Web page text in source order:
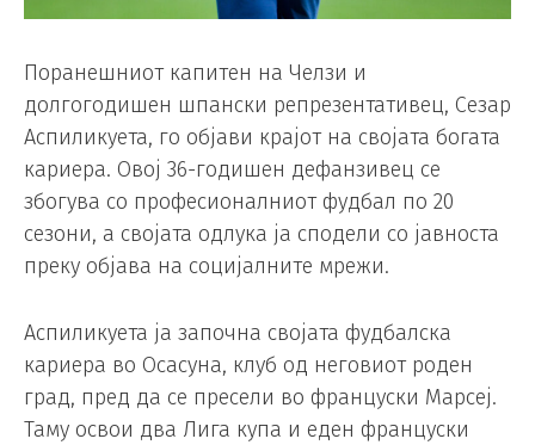
Поранешниот капитен на Челзи и
долгогодишен шпански репрезентативец, Сезар
Аспиликуета, го објави крајот на својата богата
кариера. Овој 36-годишен дефанзивец се
збогува со професионалниот фудбал по 20
сезони, а својата одлука ја сподели со јавноста
преку објава на социјалните мрежи.
Аспиликуета ја започна својата фудбалска
кариера во Осасуна, клуб од неговиот роден
град, пред да се пресели во француски Марсеј.
Таму освои два Лига купа и еден француски